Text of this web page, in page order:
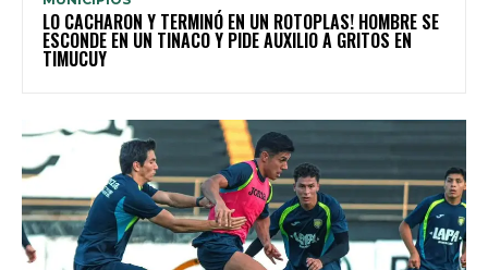
LO CACHARON Y TERMINÓ EN UN ROTOPLAS! HOMBRE SE
ESCONDE EN UN TINACO Y PIDE AUXILIO A GRITOS EN
TIMUCUY